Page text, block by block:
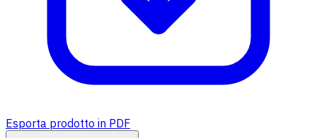
Esporta prodotto in PDF